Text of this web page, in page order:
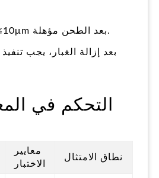
خشونة السطح Ra≤10μm بعد الطحن مؤهلة.
بعد إزالة الغبار، يجب
التحكم في
معايير
الاختبار
نطاق الامتثال